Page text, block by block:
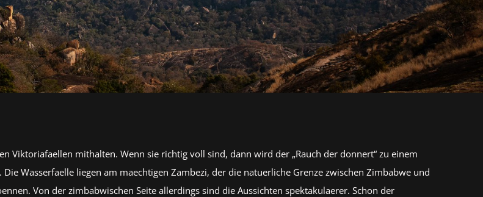
Viktoriafaellen mithalten. Wenn sie richtig voll sind, dann wird der „Rauch der donnert“ zu einem
Wasserfaelle liegen am maechtigen Zambezi, der die natuerliche Grenze zwischen Zimbabwe und
Von der zimbabwischen Seite allerdings sind die Aussichten spektakulaerer. Schon der